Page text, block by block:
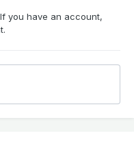
you have an account,